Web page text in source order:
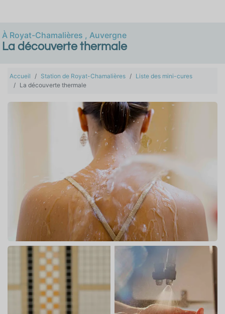
À Royat-Chamalières , Auvergne
La découverte thermale
Accueil Station de Royat-Chamalières
Liste des mini-cures
La découverte thermale